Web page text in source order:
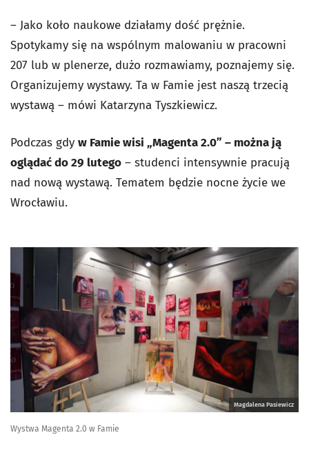
– Jako koło naukowe działamy dość prężnie.
Spotykamy się na wspólnym malowaniu w pracowni
207 lub w plenerze, dużo rozmawiamy, poznajemy się.
Organizujemy wystawy. Ta w Famie jest naszą trzecią
wystawą – mówi Katarzyna Tyszkiewicz.
Podczas gdy w Famie wisi „Magenta 2.0” – można ją
oglądać do 29 lutego – studenci intensywnie pracują
nad nową wystawą. Tematem będzie nocne życie we
Wrocławiu.
Magdalena Pasiewicz
Wystwa Magenta 2.0 w Famie